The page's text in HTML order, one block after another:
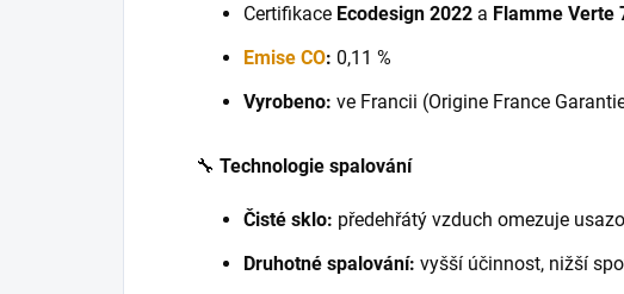
Certifikace Ecodesign 2022 a Flamme Verte
Emise CO: 0,11 %
Vyrobeno: ve Francii (Origine France
🔧 Technologie spalování
Čisté sklo: předehřátý vzduch omezuje
Druhotné spalování: vyšší účinnost, nižší